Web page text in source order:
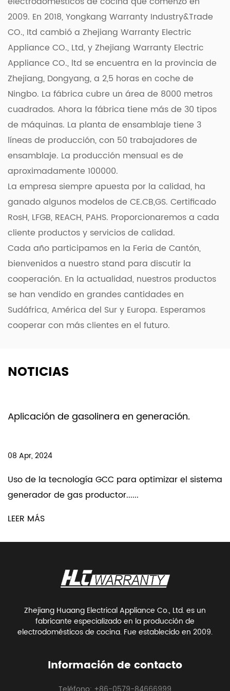
- Exterior Cool-touch: La carcasa exterior
permanece fría al tacto, lo que reduce el riesgo de
quemaduras accidentales y garantiza un manejo
seguro.
3. Fácil mantenimiento
- Piezas desmontables: La placa calefactora única
tiene piezas desmontables que facilitan la limpieza.
Simplemente retire la superficie de cocción y otros
componentes para facilitar el lavado.
- Construcción duradera: fabricada con materiales
de alta calidad, la placa calefactora única está
diseñada para durar, lo que garantiza un uso
prolongado sin reemplazos frecuentes.
La placa calefactora doméstica multifuncional y
saludable ofrece una buena combinación de
versatilidad, eficiencia y conveniencia, lo que la
convierte en una herramienta indispensable en
cualquier cocina. Ya sea que esté cocinando en
casa, disfrutando de actividades al aire libre o
necesitando una solución de comida rápida en la
saludables sin esfuerzo.
2009. En 2018, Yongkang Warranty Industry&Trade
CO., Itd cambió a Zhejiang Warranty Electric
Appliance CO., Ltd, y Zhejiang Warranty Electric
Appliance CO., ltd se encuentra en la provincia de
Zhejiang, Dongyang, a 2,5 horas en coche de
Ningbo. La fábrica cubre un área de 8000 metros
cuadrados. Ahora la fábrica tiene más de 30 tipos
de máquinas. La planta de ensamblaje tiene 3
líneas de producción, con 50 trabajadores de
ensamblaje. La producción mensual es de
aproximadamente 100000.
La empresa siempre apuesta por la calidad, ha
ganado algunos modelos de CE.CB,GS. Certificado
RosH, LFGB, REACH, PAHS. Proporcionaremos a cada
cliente productos y servicios de calidad.
Cada año participamos en la Feria de Cantón,
bienvenidos a nuestro stand para discutir la
cooperación. En la actualidad, nuestros productos
se han vendido en grandes cantidades en
Sudáfrica, América del Sur y Europa. Esperamos
cooperar con más clientes en el futuro.
NOTICIAS
Aplicación de gasolinera en generación.
08 Apr, 2024
Uso de la tecnología GCC para optimizar el sistema
generador de gas productor......
LEER MÁS
Zhejiang Huaang Electrical Appliance Co., Ltd. es un
fabricante especializado en la producción de
electrodomésticos de cocina. Fue establecido en 2009.
Información de contacto